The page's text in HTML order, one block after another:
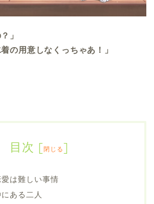
」
の用意しなくっちゃあ！」
目次 [閉じる]
は難しい事情
ある二人